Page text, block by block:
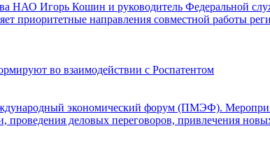
НАО Игорь Кошин и руководитель Федеральной
приоритетные направления совместной работы
во взаимодействии с Роспатентом
экономический форум (ПМЭФ).
проведения деловых переговоров, привлечения